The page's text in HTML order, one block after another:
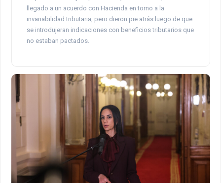
llegado a un acuerdo con Hacienda en torno a la
invariabilidad tributaria, pero dieron pie atrás luego de que
se introdujeran indicaciones con beneficios tributarios que
no estaban pactados.